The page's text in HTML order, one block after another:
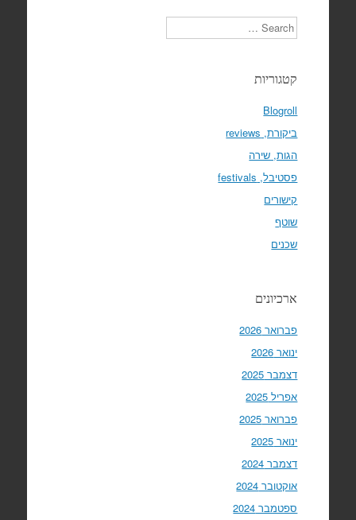
Search
קטגוריות
Blogroll
ביקורת, reviews
הגות, שירה
פסטיבל, festivals
קישורים
שוטף
שכנים
ארכיונים
פברואר 2026
ינואר 2026
דצמבר 2025
אפריל 2025
פברואר 2025
ינואר 2025
דצמבר 2024
אוקטובר 2024
ספטמבר 2024